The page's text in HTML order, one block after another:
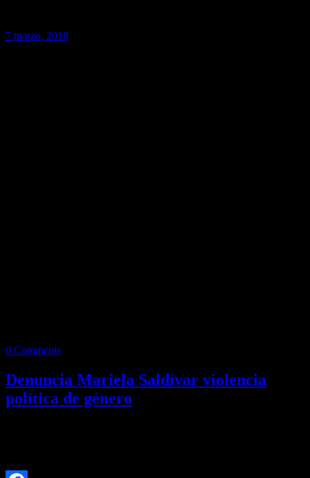
7 marzo, 2018
0 Comments
Denuncia Mariela Saldívar violencia
política de género